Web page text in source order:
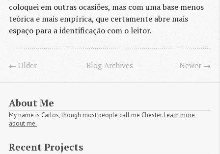
coloquei em outras ocasiões, mas com uma base menos
teórica e mais empírica, que certamente abre mais
espaço para a identificação com o leitor.
← Older Blog Archives Newer →
About Me
My name is Carlos, though most people call me Chester. Learn more
about me.
Recent Projects